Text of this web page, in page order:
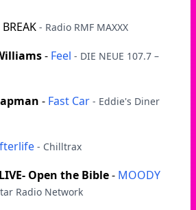
- Radio RMF MAXXX
- Feel - DIE NEUE 107.7 –
- Fast Car - Eddie's Diner
- Chilltrax
Open the Bible- MOODY
Radio Network